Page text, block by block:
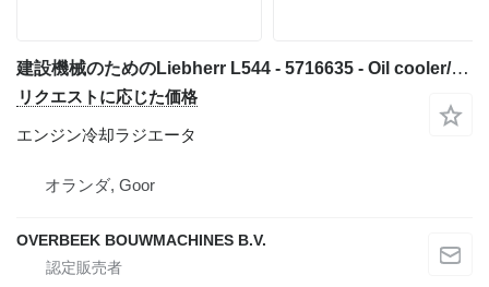
建設機械のためのLiebherr L544 - 5716635 - Oil cooler/Ölkühler/Oliekoeler エンジン冷却ラジエータ
リクエストに応じた価格
エンジン冷却ラジエータ
オランダ, Goor
OVERBEEK BOUWMACHINES B.V.